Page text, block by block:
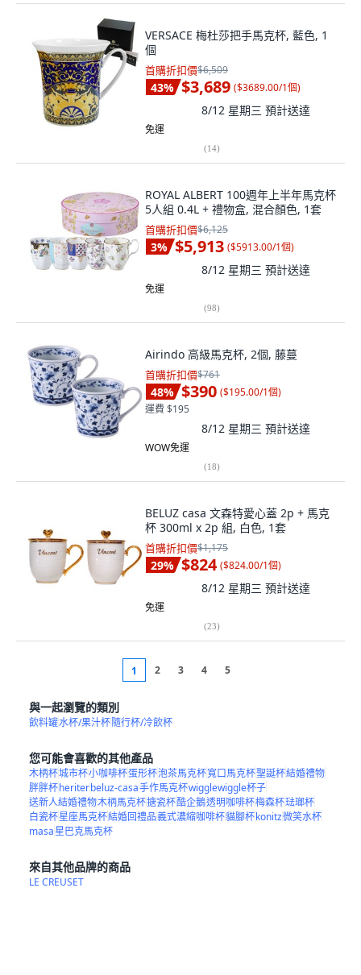
VERSACE 梅杜莎把手馬克杯, 藍色, 1
個
首購折扣價$6,509
43% $3,689 ($3689.00/1個)
8/12 星期三 預計送達
免運
(14)
ROYAL ALBERT 100週年上半年馬克杯
5人組 0.4L + 禮物盒, 混合顏色, 1套
首購折扣價$6,125
3% $5,913 ($5913.00/1個)
8/12 星期三 預計送達
免運
(98)
Airindo 高級馬克杯, 2個, 藤蔓
首購折扣價$761
48% $390 ($195.00/1個)
運費 $195
8/12 星期三 預計送達
WOW免運
(18)
BELUZ casa 文森特愛心蓋 2p + 馬克
杯 300ml x 2p 組, 白色, 1套
首購折扣價$1,175
29% $824 ($824.00/1個)
8/12 星期三 預計送達
免運
(23)
1 2 3 4 5
與一起瀏覽的類別
飲料罐水杯/果汁杯隨行杯/冷飲杯
您可能會喜歡的其他產品
木柄杯城市杯小咖啡杯蛋形杯泡茶馬克杯寬口馬克杯聖誕杯結婚禮物
胖胖杯heriterbeluz-casa手作馬克杯wigglewiggle杯子
送新人結婚禮物木柄馬克杯搪瓷杯酷企鵝透明咖啡杯梅森杯琺瑯杯
白瓷杯星座馬克杯結婚回禮品義式濃縮咖啡杯貓腳杯konitz微笑水杯
masa星巴克馬克杯
來自其他品牌的商品
LE CREUSET